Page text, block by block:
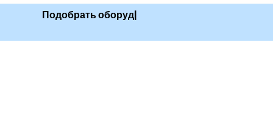
Подобрать о|